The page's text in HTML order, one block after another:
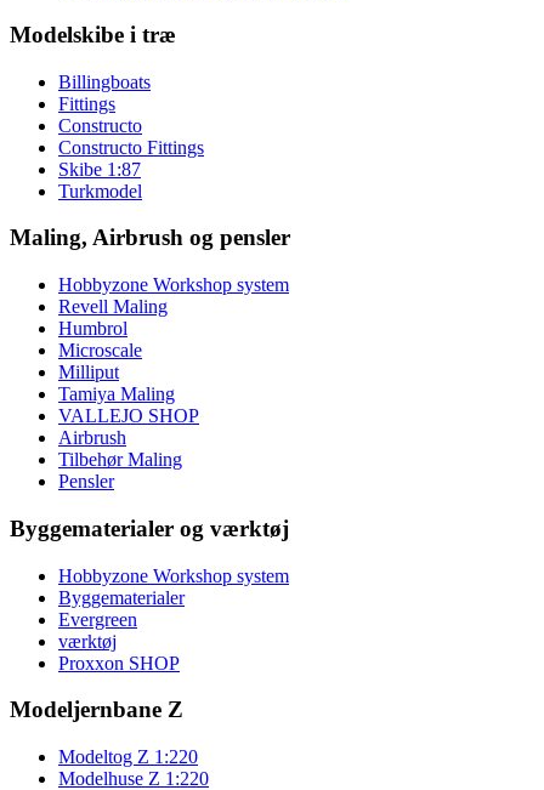
Modelskibe i træ
Billingboats
Fittings
Constructo
Constructo Fittings
Skibe 1:87
Turkmodel
Maling, Airbrush og pensler
Hobbyzone Workshop system
Revell Maling
Humbrol
Microscale
Milliput
Tamiya Maling
VALLEJO SHOP
Airbrush
Tilbehør Maling
Pensler
Byggematerialer og værktøj
Hobbyzone Workshop system
Byggematerialer
Evergreen
værktøj
Proxxon SHOP
Modeljernbane Z
Modeltog Z 1:220
Modelhuse Z 1:220